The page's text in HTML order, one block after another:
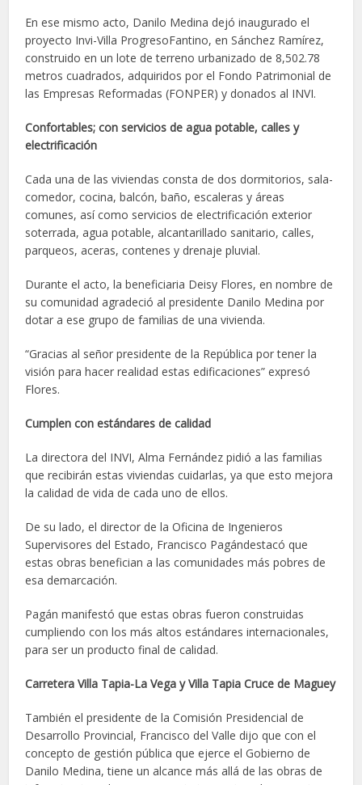
En ese mismo acto, Danilo Medina dejó inaugurado el
proyecto Invi-Villa ProgresoFantino, en Sánchez Ramírez,
construido en un lote de terreno urbanizado de 8,502.78
metros cuadrados, adquiridos por el Fondo Patrimonial de
las Empresas Reformadas (FONPER) y donados al INVI.
Confortables; con servicios de agua potable, calles y
electrificación
Cada una de las viviendas consta de dos dormitorios, sala-
comedor, cocina, balcón, baño, escaleras y áreas
comunes, así como servicios de electrificación exterior
soterrada, agua potable, alcantarillado sanitario, calles,
parqueos, aceras, contenes y drenaje pluvial.
Durante el acto, la beneficiaria Deisy Flores, en nombre de
su comunidad agradeció al presidente Danilo Medina por
dotar a ese grupo de familias de una vivienda.
“Gracias al señor presidente de la República por tener la
visión para hacer realidad estas edificaciones” expresó
Flores.
Cumplen con estándares de calidad
La directora del INVI, Alma Fernández pidió a las familias
que recibirán estas viviendas cuidarlas, ya que esto mejora
la calidad de vida de cada uno de ellos.
De su lado, el director de la Oficina de Ingenieros
Supervisores del Estado, Francisco Pagándestacó que
estas obras benefician a las comunidades más pobres de
esa demarcación.
Pagán manifestó que estas obras fueron construidas
cumpliendo con los más altos estándares internacionales,
para ser un producto final de calidad.
Carretera Villa Tapia-La Vega y Villa Tapia Cruce de Maguey
También el presidente de la Comisión Presidencial de
Desarrollo Provincial, Francisco del Valle dijo que con el
concepto de gestión pública que ejerce el Gobierno de
Danilo Medina, tiene un alcance más allá de las obras de